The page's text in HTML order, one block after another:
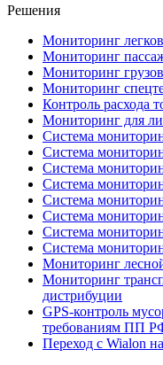
Решения
Мониторинг
Мониторинг
Мониторинг
Мониторинг
Контроль расхода
Мониторинг для
Система
Система
Система
Система
Система
Система
Система
Система
Мониторинг
Мониторинг
дистрибуции
GPS-контроль
требованиям ПП
Переход с Wialon